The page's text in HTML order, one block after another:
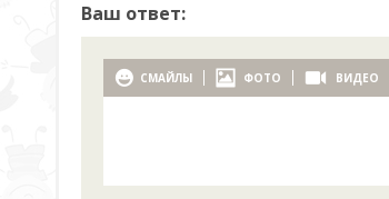
Ваш ответ:
СМАЙЛЫ ФОТО ВИДЕО